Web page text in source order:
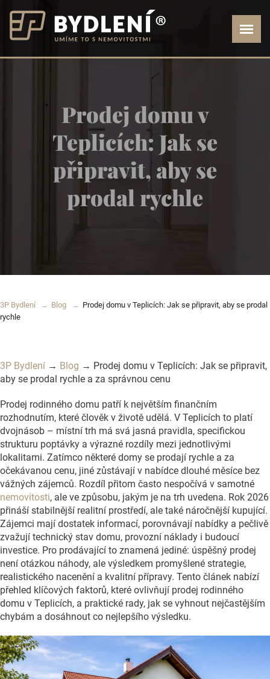
Prodej domu v
Teplicích: Jak se
připravit, aby se
prodal rychle
3P Bydlení Blog
Prodej domu v Teplicích: Jak se připravit, aby se prodal
rychle
3P Bydlení → Blog → Prodej domu v Teplicích: Jak se připravit,
aby se prodal rychle a za správnou cenu
Prodej rodinného domu patří k největším finančním
rozhodnutím, které člověk v životě udělá. V Teplicích to platí
dvojnásob – místní trh má svá jasná pravidla, specifickou
strukturu poptávky a výrazné rozdíly mezi jednotlivými
lokalitami. Zatímco některé domy se prodají rychle a za
očekávanou cenu, jiné zůstávají v nabídce dlouhé měsíce bez
vážných zájemců. Rozdíl přitom často nespočívá v samotné
nemovitosti, ale ve způsobu, jakým je na trh uvedena. Rok 2026
přináší stabilnější realitní prostředí, ale také náročnější kupující.
Zájemci mají dostatek informací, porovnávají nabídky a pečlivě
zvažují technický stav domu, provozní náklady i budoucí
investice. Pro prodávající to znamená jediné: úspěšný prodej
není otázkou náhody, ale výsledkem promyšlené strategie,
realistického nacenění a kvalitní přípravy. Tento článek nabízí
přehled klíčových faktorů, které ovlivňují prodej rodinného
domu v Teplicích, a praktické rady, jak se vyhnout nejčastějším
chybám a dosáhnout co nejlepšího výsledku.